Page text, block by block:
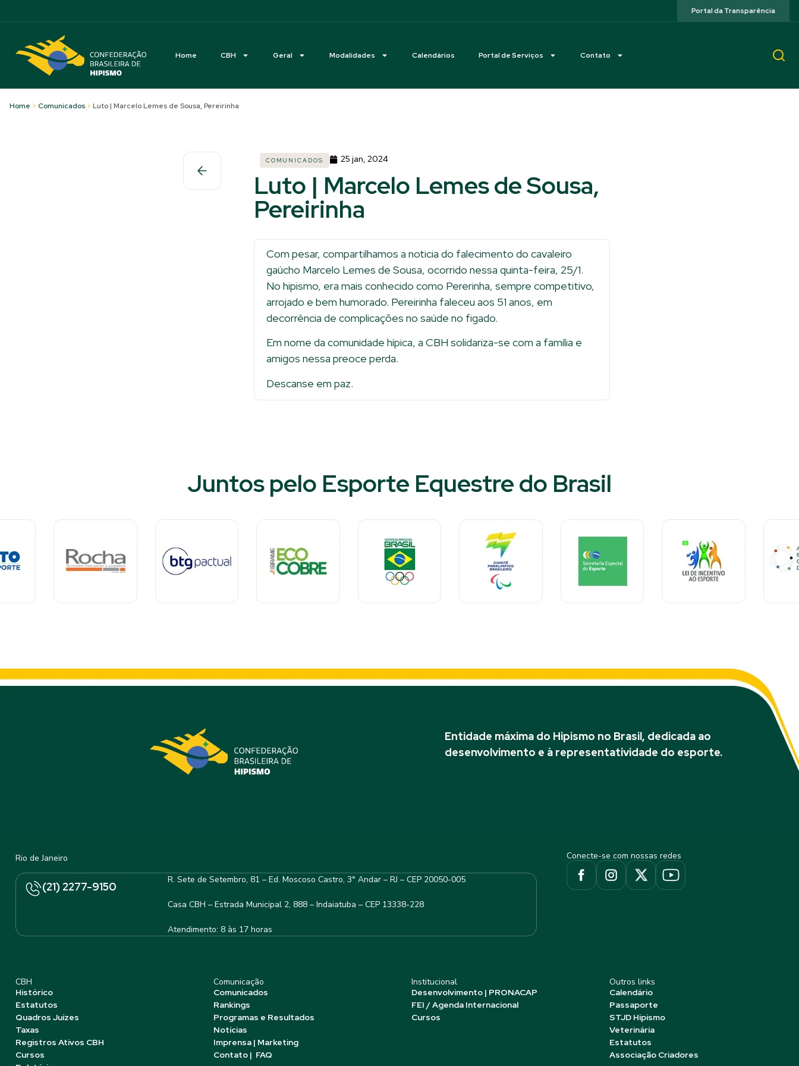
Portal da Transparência
Home CBH Geral Modalidades Calendários Portal de Serviços Contato
Home > Comunicados > Luto | Marcelo Lemes de Sousa, Pereirinha
COMUNICADOS 25 jan, 2024
Luto | Marcelo Lemes de Sousa,
Pereirinha
Com pesar, compartilhamos a noticia do falecimento do cavaleiro
gaúcho Marcelo Lemes de Sousa, ocorrido nessa quinta-feira, 25/1.
No hipismo, era mais conhecido como Pererinha, sempre competitivo,
arrojado e bem humorado. Pereirinha faleceu aos 51 anos, em
decorrência de complicações no saúde no figado.
Em nome da comunidade hípica, a CBH solidariza-se com a família e
amigos nessa preoce perda.
Descanse em paz.
Juntos pelo Esporte Equestre do Brasil
Entidade máxima do Hipismo no Brasil, dedicada ao
desenvolvimento e à representatividade do esporte.
Rio de Janeiro
(21) 2277-9150
R. Sete de Setembro, 81 – Ed. Moscoso Castro, 3° Andar – RJ – CEP 20050-005
Casa CBH – Estrada Municipal 2, 888 – Indaiatuba – CEP 13338-228
Atendimento: 8 às 17 horas
Conecte-se com nossas redes
CBH
Histórico
Estatutos
Quadros Juízes
Taxas
Registros Ativos CBH
Cursos
Comunicação
Comunicados
Rankings
Programas e Resultados
Notícias
Imprensa | Marketing
Contato | FAQ
Institucional
Desenvolvimento | PRONACAP
FEI / Agenda Internacional
Cursos
Outros links
Calendário
Passaporte
STJD Hipismo
Veterinária
Estatutos
Associação Criadores